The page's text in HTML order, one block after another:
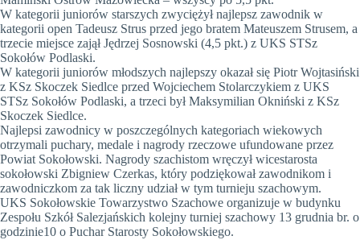
W kategorii juniorów starszych zwyciężył najlepsz zawodnik w
kategorii open Tadeusz Strus przed jego bratem Mateuszem Strusem, a
trzecie miejsce zajął Jędrzej Sosnowski (4,5 pkt.) z UKS STSz
Sokołów Podlaski.
W kategorii juniorów młodszych najlepszy okazał się Piotr Wojtasiński
z KSz Skoczek Siedlce przed Wojciechem Stolarczykiem z UKS
STSz Sokołów Podlaski, a trzeci był Maksymilian Okniński z KSz
Skoczek Siedlce.
Najlepsi zawodnicy w poszczególnych kategoriach wiekowych
otrzymali puchary, medale i nagrody rzeczowe ufundowane przez
Powiat Sokołowski. Nagrody szachistom wręczył wicestarosta
sokołowski Zbigniew Czerkas, który podziękował zawodnikom i
zawodniczkom za tak liczny udział w tym turnieju szachowym.
UKS Sokołowskie Towarzystwo Szachowe organizuje w budynku
Zespołu Szkół Salezjańskich kolejny turniej szachowy 13 grudnia br. o
godzinie10 o Puchar Starosty Sokołowskiego.